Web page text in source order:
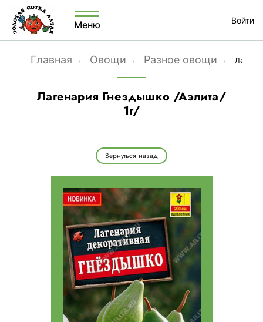
Меню Войти
Главная Овощи Разное овощи
Лагенария Гнездышко /Аэлита/
1г/
Вернуться назад